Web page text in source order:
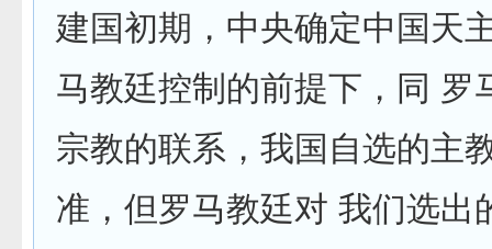
建国初期，中央确定中国天
马教廷控制的前提下，同 罗
宗教的联系，我国自选的主
准，但罗马教廷对 我们选出